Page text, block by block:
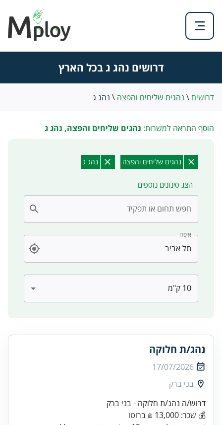
דרושים נהג ג בכל הארץ
דרושים \ נהגים שליחים והפצה \ נהג ג
הוסף התראה למשרות: נהגים שליחים והפצה, נהג ג
נהגים שליחים והפצה נהג ג
הצג סינונים נוספים
חפש תחום או תפקיד
איפה
נהג/ת חלוקה
17/07/2026
בני ברק
דרוש/ה נהג/ת חלוקה - בני ברק
💰 שכר: 13,000 ₪ ברוטו